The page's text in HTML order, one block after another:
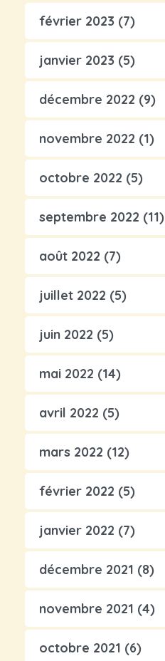
février 2023 (7)
janvier 2023 (5)
décembre 2022 (9)
novembre 2022 (1)
octobre 2022 (5)
septembre 2022 (11)
août 2022 (7)
juillet 2022 (5)
juin 2022 (5)
mai 2022 (14)
avril 2022 (5)
mars 2022 (12)
février 2022 (5)
janvier 2022 (7)
décembre 2021 (8)
novembre 2021 (4)
octobre 2021 (6)